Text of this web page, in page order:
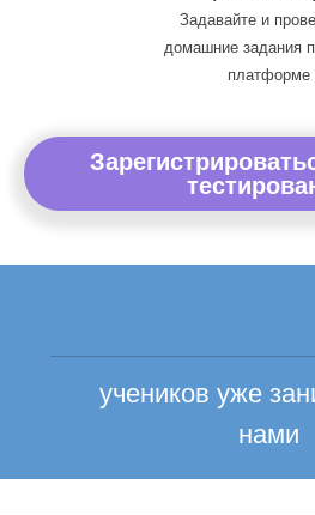
Задавайте и
домашние задания
платформе
учеников уже
нами